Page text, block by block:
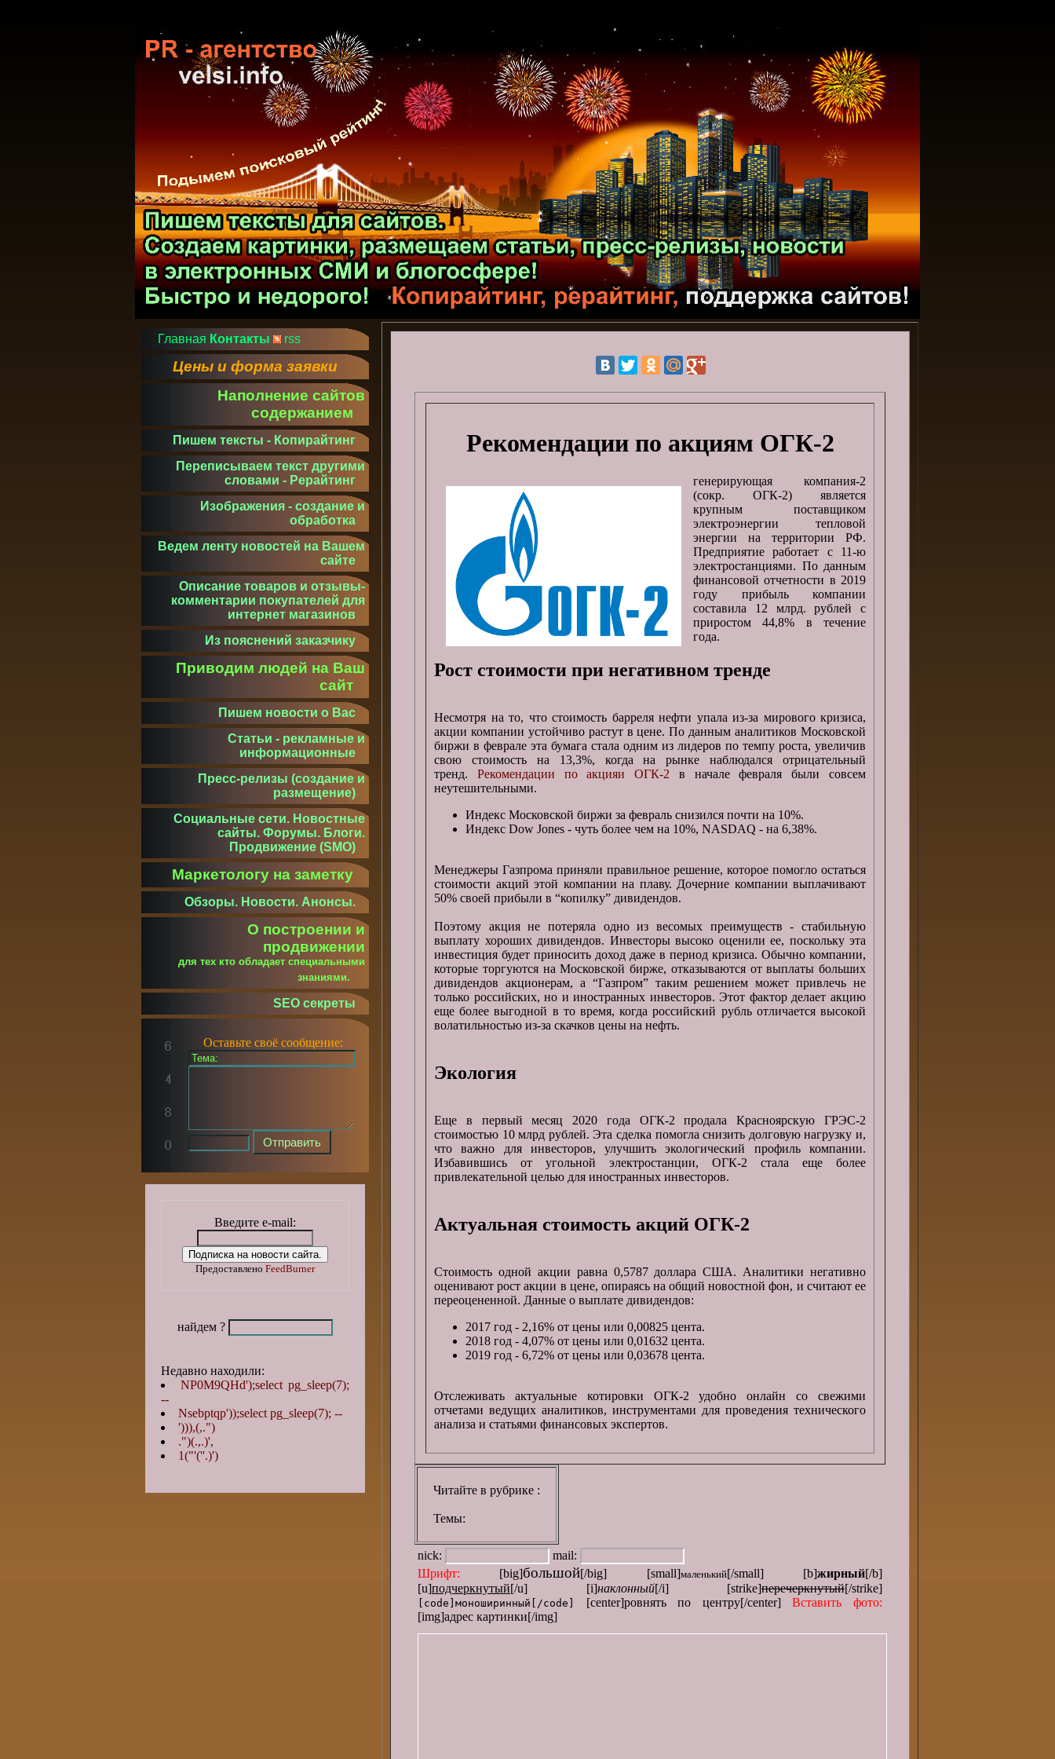
Рекомендации по акциям ОГК-2
генерирующая компания-2
(сокр. ОГК-2) является
крупным поставщиком
электроэнергии тепловой
энергии на территории РФ.
Предприятие работает с 11-ю
электростанциями. По данным
финансовой отчетности в 2019
году прибыль компании
составила 12 млрд. рублей с
приростом 44,8% в течение
года.
Рост стоимости при негативном тренде
Несмотря на то, что стоимость барреля нефти упала из-за мирового кризиса,
акции компании устойчиво растут в цене. По данным аналитиков Московской
биржи в феврале эта бумага стала одним из лидеров по темпу роста, увеличив
свою стоимость на 13,3%, когда на рынке наблюдался отрицательный
тренд. Рекомендации по акцияи ОГК-2 в начале февраля были совсем
неутешительными.
Индекс Московской биржи за февраль снизился почти на 10%.
Индекс Dow Jones - чуть более чем на 10%, NASDAQ - на 6,38%.
Менеджеры Газпрома приняли правильное решение, которое помогло остаться
стоимости акций этой компании на плаву. Дочерние компании выплачивают
50% своей прибыли в “копилку” дивидендов.
Поэтому акция не потеряла одно из весомых преимуществ - стабильную
выплату хороших дивидендов. Инвесторы высоко оценили ее, поскольку эта
инвестиция будет приносить доход даже в период кризиса. Обычно компании,
которые торгуются на Московской бирже, отказываются от выплаты больших
дивидендов акционерам, а “Газпром” таким решением может привлечь не
только российских, но и иностранных инвесторов. Этот фактор делает акцию
еще более выгодной в то время, когда российский рубль отличается высокой
волатильностью из-за скачков цены на нефть.
Экология
Еще в первый месяц 2020 года ОГК-2 продала Красноярскую ГРЭС-2
стоимостью 10 млрд рублей. Эта сделка помогла снизить долговую нагрузку и,
что важно для инвесторов, улучшить экологический профиль компании.
Избавившись от угольной электростанции, ОГК-2 стала еще более
привлекательной целью для иностранных инвесторов.
Актуальная стоимость акций ОГК-2
Стоимость одной акции равна 0,5787 доллара США. Аналитики негативно
оценивают рост акции в цене, опираясь на общий новостной фон, и считают ее
переоцененной. Данные о выплате дивидендов:
2017 год - 2,16% от цены или 0,00825 цента.
2018 год - 4,07% от цены или 0,01632 цента.
2019 год - 6,72% от цены или 0,03678 цента.
Отслеживать актуальные котировки ОГК-2 удобно онлайн со свежими
отчетами ведущих аналитиков, инструментами для проведения технического
анализа и статьями финансовых экспертов.
Читайте в рубрике :
Темы:
nick:
mail:
Шрифт: [big]большой[/big] [small]маленький[/small] [b]жирный[/b]
[u]подчеркнутый[/u] [i]наклонный[/i] [strike]перечеркнутый[/strike]
[code]моноширинный[/code] [center]ровнять по центру[/center]Вставить фото:
[img]адрес картинки[/img]
Главная Контакты rss
Цены и форма заявки
Наполнение сайтов
содержанием
Пишем тексты - Копирайтинг
Переписываем текст другими
словами - Рерайтинг
Изображения - создание и
обработка
Ведем ленту новостей на Вашем
сайте
Описание товаров и отзывы-
комментарии покупателей для
интернет магазинов
Из пояснений заказчику
Приводим людей на Ваш
сайт
Пишем новости о Вас
Статьи - рекламные и
информационные
Пресс-релизы (создание и
размещение)
Социальные сети. Новостные
сайты. Форумы. Блоги.
Продвижение (SMO)
Маркетологу на заметку
Обзоры. Новости. Анонсы.
О построении и
продвижении
для тех кто обладает специальными
знаниями.
SEO секреты
Оставьте своё сообщение:
Введите e-mail:
Предоставлено FeedBurner
найдем ?
Недавно находили:
NP0M9QHd');select pg_sleep(7);
--
Nsebptqp'));select pg_sleep(7); --
'))),(,.")
.")(.,.)',
1("'(''.)')